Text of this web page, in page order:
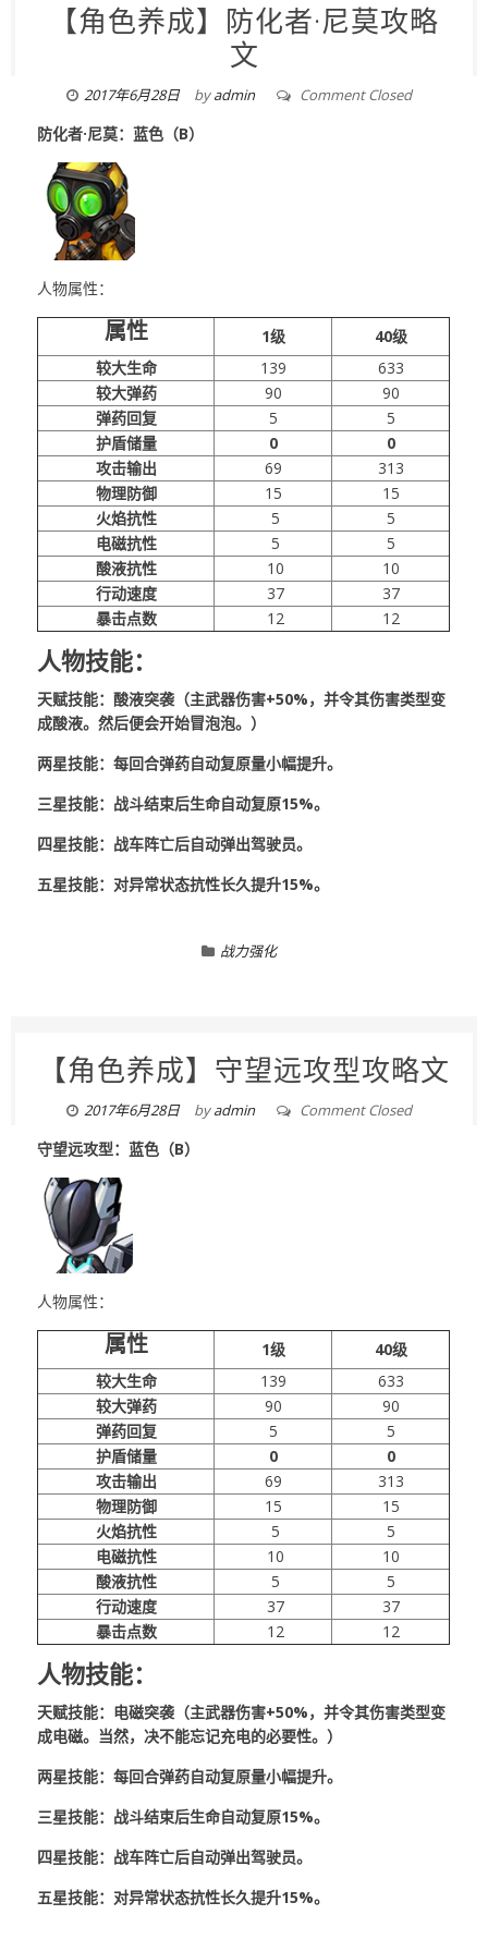
【角色养成】防化者·尼莫攻略
文
2017年6月28日 byadmin Comment Closed
防化者·尼莫：蓝色（B）
人物属性：
属性 1级
40级
较大生命
139
633
较大弹药
90
90
弹药回复
5
5
护盾储量
0
0
攻击输出
69
313
物理防御
15
15
火焰抗性
5
5
电磁抗性
5
5
酸液抗性
10
10
行动速度
37
37
暴击点数
12 12
人物技能：
天赋技能：酸液突袭（主武器伤害+50%，并令其伤害类型变
成酸液。然后便会开始冒泡泡。）
两星技能：每回合弹药自动复原量小幅提升。
三星技能：战斗结束后生命自动复原15%。
四星技能：战车阵亡后自动弹出驾驶员。
五星技能：对异常状态抗性长久提升15%。
战力强化
【角色养成】守望远攻型攻略文
2017年6月28日 byadmin Comment Closed
守望远攻型：蓝色（B）
人物属性：
属性 1级
40级
较大生命
139
633
较大弹药
90
90
弹药回复
5
5
护盾储量
0
0
攻击输出
69
313
物理防御
15
15
火焰抗性
5
5
电磁抗性
10
10
酸液抗性
5
5
行动速度
37
37
暴击点数
12 12
人物技能：
天赋技能：电磁突袭（主武器伤害+50%，并令其伤害类型变
成电磁。当然，决不能忘记充电的必要性。）
两星技能：每回合弹药自动复原量小幅提升。
三星技能：战斗结束后生命自动复原15%。
四星技能：战车阵亡后自动弹出驾驶员。
五星技能：对异常状态抗性长久提升15%。